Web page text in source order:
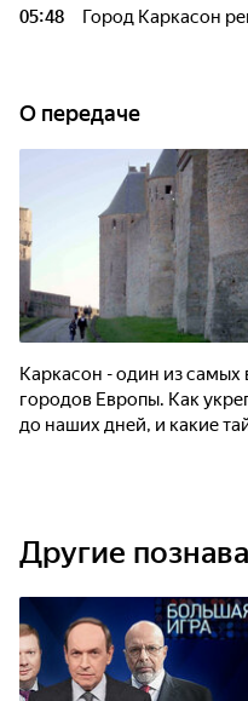
05:48 Город Каркасон
О передаче
Каркасон - один из
городов Европы. Как
до наших дней, и какие
Другие